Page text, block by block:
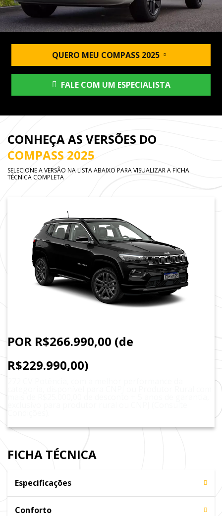
QUERO MEU COMPASS 2025
FALE COM UM ESPECIALISTA
CONHEÇA AS VERSÕES DO
COMPASS 2025
SELECIONE A VERSÃO NA LISTA ABAIXO PARA VISUALIZAR A FICHA
TÉCNICA COMPLETA
POR R$266.990,00 (de
R$229.990,00)
FICHA TÉCNICA
Especificações
Conforto